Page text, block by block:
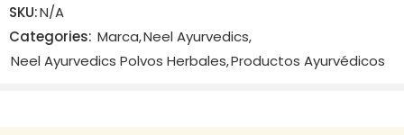
There are no reviews yet.
SKU:N/A
Categories: Marca,Neel Ayurvedics,
Neel Ayurvedics Polvos Herbales,Productos Ayurvédicos